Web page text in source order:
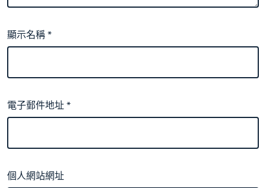
顯示名稱*
電子郵件地址*
個人網站網址